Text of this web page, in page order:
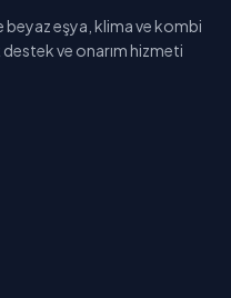
beyaz eşya, klima ve kombi
ve onarım hizmeti